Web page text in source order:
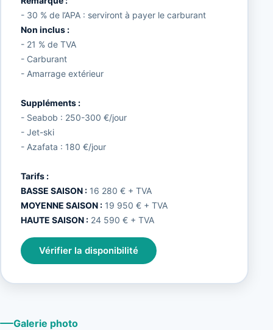
- 30 % de l’APA : serviront à payer le carburant
Non inclus :
- 21 % de TVA
- Carburant
- Amarrage extérieur
Suppléments :
- Seabob : 250-300 €/jour
- Jet-ski
- Azafata : 180 €/jour
Tarifs :
BASSE SAISON :16 280 € + TVA
MOYENNE SAISON :19 950 € + TVA
HAUTE SAISON :24 590 € + TVA
Vérifier la disponibilité
Galerie photo